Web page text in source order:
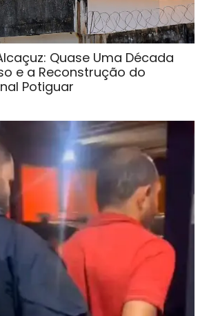
Quase Uma Década
e a Reconstrução do
Potiguar